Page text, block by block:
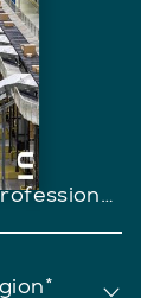
Courriel professionnel